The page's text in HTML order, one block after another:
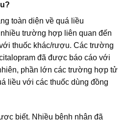
toàn diện về quá liều
trường hợp liên quan đến
thuốc khác/rượu. Các trường
đã được báo cáo với
phần lớn các trường hợp tử
liều với các thuốc dùng đồng
biết. Nhiều bệnh nhân đã